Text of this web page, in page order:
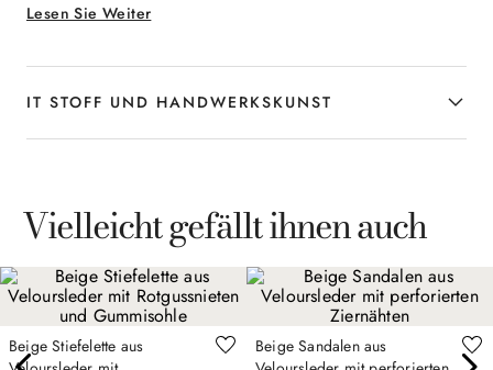
Lesen Sie Weiter
Materials machen ihn zu einer
vielseitigen zeitgemäßen Wahl, die
lässigen Looks des modernen Mannes
einen Hauch entspannte Eleganz
IT STOFF UND HANDWERKSKUNST
Vielleicht gefällt ihnen auch
Beige Stiefelette aus
Beige Sandalen aus